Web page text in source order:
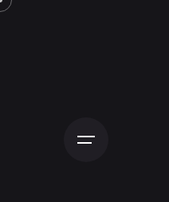
Skip